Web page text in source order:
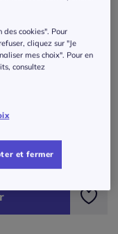
des cookies". Pour
cliquez sur "Je
mes choix". Pour en
consultez
et fermer